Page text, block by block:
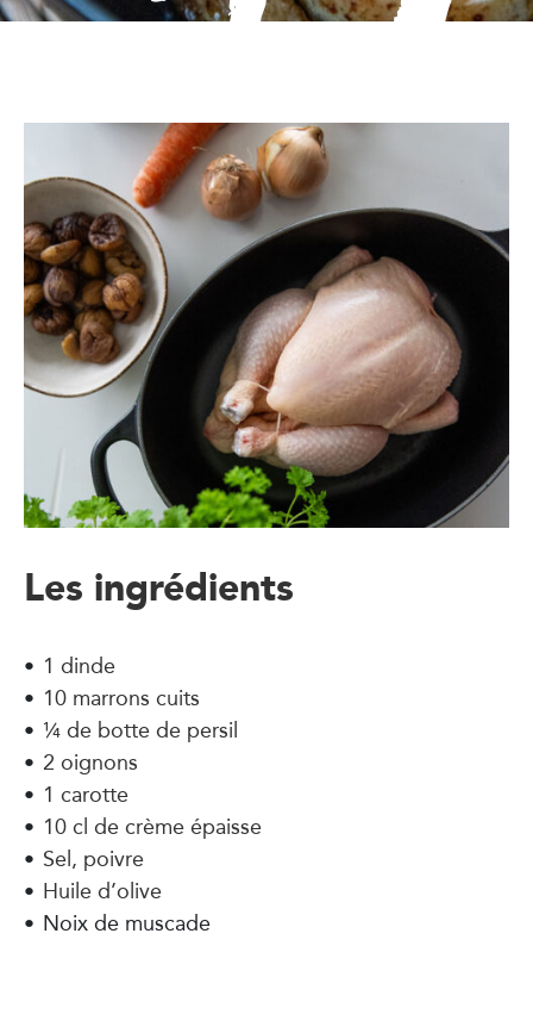
Les ingrédients
1 dinde
10 marrons cuits
¼ de botte de persil
2 oignons
1 carotte
10 cl de crème épaisse
Sel, poivre
Huile d’olive
Noix de muscade